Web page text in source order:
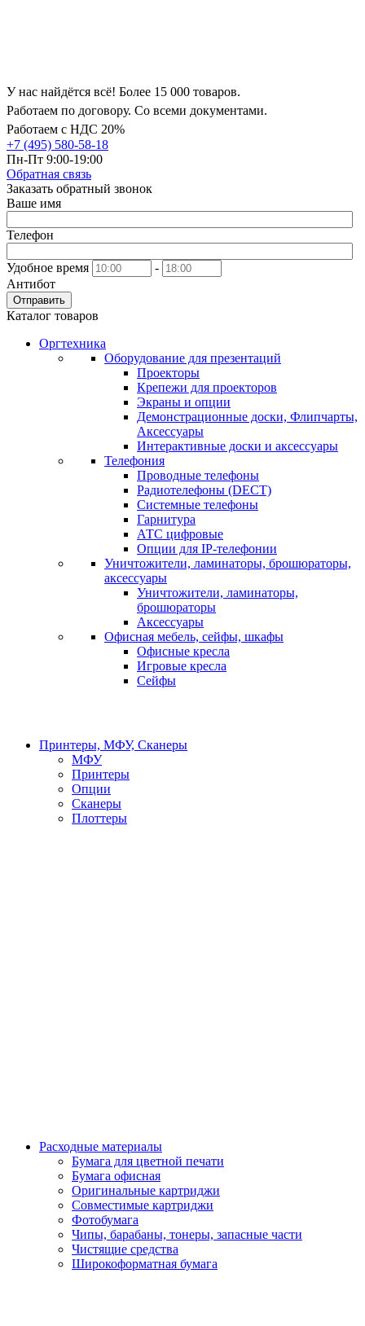
У нас найдётся всё! Более 15 000 товаров.
Работаем по договору. Со всеми документами.
Работаем с НДС 20%
+7 (495) 580-58-18
Пн-Пт 9:00-19:00
Обратная связь
Заказать обратный звонок
Ваше имя
Телефон
Удобное время
-
Антибот
Отправить
Каталог товаров
Оргтехника
Оборудование для презентаций
Проекторы
Крепежи для проекторов
Экраны и опции
Демонстрационные доски, Флипчарты,
Аксессуары
Интерактивные доски и аксессуары
Телефония
Проводные телефоны
Радиотелефоны (DECT)
Системные телефоны
Гарнитура
АТС цифровые
Опции для IP-телефонии
Уничтожители, ламинаторы, брошюраторы,
аксессуары
Уничтожители, ламинаторы,
брошюраторы
Аксессуары
Офисная мебель, сейфы, шкафы
Офисные кресла
Игровые кресла
Сейфы
Принтеры, МФУ, Сканеры
МФУ
Принтеры
Опции
Сканеры
Плоттеры
Расходные материалы
Бумага для цветной печати
Бумага офисная
Оригинальные картриджи
Совместимые картриджи
Фотобумага
Чипы, барабаны, тонеры, запасные части
Чистящие средства
Широкоформатная бумага